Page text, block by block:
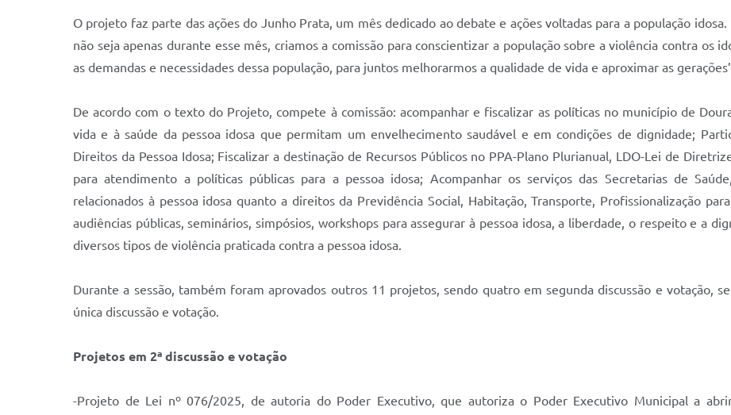
O projeto faz parte das ações do Junho Prata, um mês dedicado ao debate e ações voltadas para a população
não seja apenas durante esse mês, criamos a comissão para conscientizar a população sobre a violência contra os
as demandas e necessidades dessa população, para juntos melhorarmos a qualidade de vida e aproximar as
De acordo com o texto do Projeto, compete à comissão: acompanhar e fiscalizar as políticas no município de
vida e à saúde da pessoa idosa que permitam um envelhecimento saudável e em condições de dignidade;
Direitos da Pessoa Idosa; Fiscalizar a destinação de Recursos Públicos no PPA-Plano Plurianual, LDO-Lei de
para atendimento a políticas públicas para a pessoa idosa; Acompanhar os serviços das Secretarias de
relacionados à pessoa idosa quanto a direitos da Previdência Social, Habitação, Transporte, Profissionalização
audiências públicas, seminários, simpósios, workshops para assegurar à pessoa idosa, a liberdade, o respeito e a
diversos tipos de violência praticada contra a pessoa idosa.
Durante a sessão, também foram aprovados outros 11 projetos, sendo quatro em segunda discussão e votação,
única discussão e votação.
Projetos em 2ª discussão e votação
-Projeto de Lei nº 076/2025, de autoria do Poder Executivo, que autoriza o Poder Executivo Municipal a